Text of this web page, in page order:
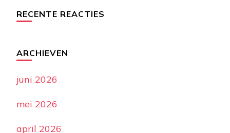
RECENTE REACTIES
ARCHIEVEN
juni 2026
mei 2026
april 2026